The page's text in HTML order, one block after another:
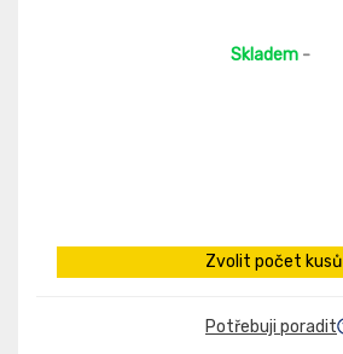
Skladem -
Zvolit počet kusů
Potřebuji poradit